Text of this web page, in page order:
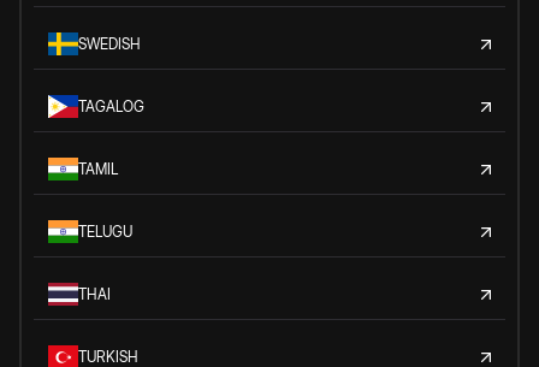
SWEDISH
TAGALOG
TAMIL
TELUGU
THAI
TURKISH